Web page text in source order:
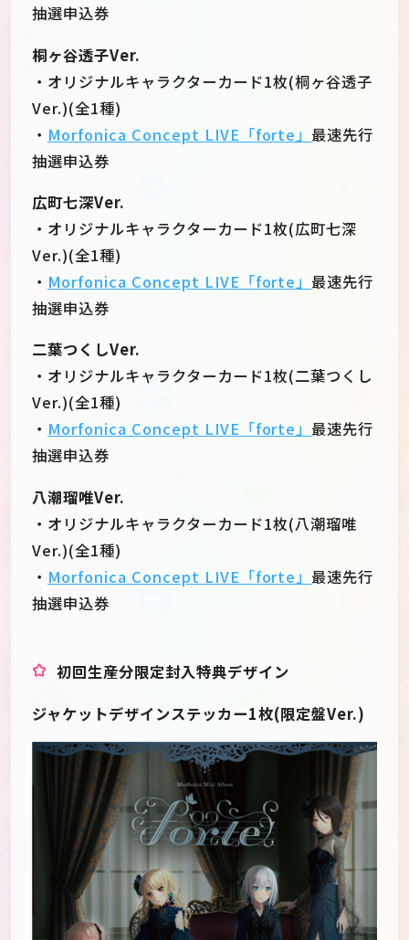
抽選申込券
桐ヶ谷透子Ver.
・オリジナルキャラクターカード1枚(桐ヶ谷透子
Ver.)(全1種)
・ Morfonica Concept LIVE「forte」 最速先行
抽選申込券
広町七深Ver.
・オリジナルキャラクターカード1枚(広町七深
Ver.)(全1種)
・ Morfonica Concept LIVE「forte」最速先行
抽選申込券
二葉つくしVer.
・オリジナルキャラクターカード1枚(二葉つくし
Ver.)(全1種)
・ Morfonica Concept LIVE「forte」最速先行
抽選申込券
八潮瑠唯Ver.
・オリジナルキャラクターカード1枚(八潮瑠唯
Ver.)(全1種)
・ Morfonica Concept LIVE「forte」 最速先行
抽選申込券
初回生産分限定封入特典デザイン
ジャケットデザインステッカー1枚(限定盤Ver.)